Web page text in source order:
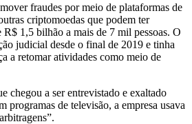
fraudes por meio de plataformas de
criptomoedas que podem ter
R$ 1,5 bilhão a mais de 7 mil pessoas. O
judicial desde o final de 2019 e tinha
a retomar atividades como meio de
chegou a ser entrevistado e exaltado
programas de televisão, a empresa usava